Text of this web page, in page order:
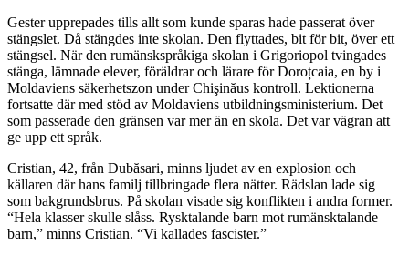
Gester upprepades tills allt som kunde sparas hade passerat över
stängslet. Då stängdes inte skolan. Den flyttades, bit för bit, över ett
stängsel. När den rumänskspråkiga skolan i Grigoriopol tvingades
stänga, lämnade elever, föräldrar och lärare för Doroțcaia, en by i
Moldaviens säkerhetszon under Chişinăus kontroll. Lektionerna
fortsatte där med stöd av Moldaviens utbildningsministerium. Det
som passerade den gränsen var mer än en skola. Det var vägran att
ge upp ett språk.
Cristian, 42, från Dubăsari, minns ljudet av en explosion och
källaren där hans familj tillbringade flera nätter. Rädslan lade sig
som bakgrundsbrus. På skolan visade sig konflikten i andra former.
“Hela klasser skulle slåss. Rysktalande barn mot rumänsktalande
barn,” minns Cristian. “Vi kallades fascister.”